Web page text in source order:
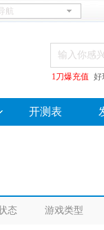
1刀爆充值 好
开测表
态 游戏类型